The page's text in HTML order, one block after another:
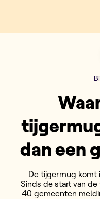
Waarom
dan een
De tijgermug komt
Sinds de start van
40 gemeenten